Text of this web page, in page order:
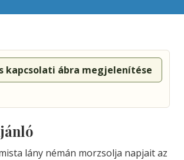
kapcsolati ábra megjelenítése
lány némán morzsolja napjait az